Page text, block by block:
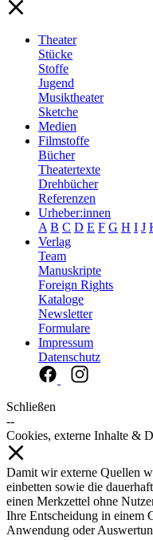
Theater
Stücke
Stoffe
Jugend
Musiktheater
Sketche
Medien
Filmstoffe
Bücher
Theatertexte
Drehbücher
Referenzen
Urheber:innen
A B C D E F G H I J
Verlag
Team
Manuskripte
Foreign Rights
Kataloge
Newsletter
Formulare
Impressum
Datenschutz
Schließen
--
Cookies, externe Inhalte &
Damit wir externe Quellen
einbetten sowie die
einen Merkzettel ohne
Ihre Entscheidung in einem
Anwendung oder